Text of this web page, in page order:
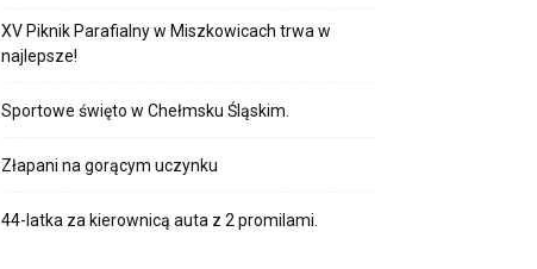
XV Piknik Parafialny w Miszkowicach trwa w
najlepsze!
Sportowe święto w Chełmsku Śląskim.
Złapani na gorącym uczynku
44-latka za kierownicą auta z 2 promilami.